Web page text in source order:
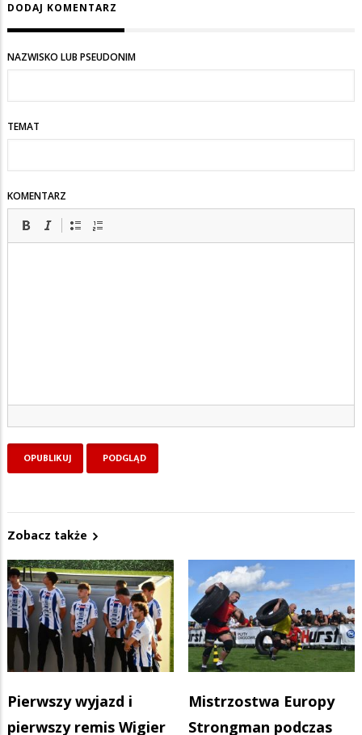
DODAJ KOMENTARZ
NAZWISKO LUB PSEUDONIM
TEMAT
KOMENTARZ
Zobacz także
Pierwszy wyjazd i
pierwszy remis Wigier
Mistrzostwa Europy
Strongman podczas